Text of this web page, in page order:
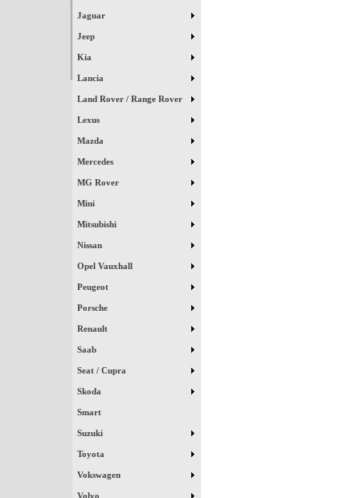
Jaguar
Jeep
Kia
Lancia
Land Rover / Range Rover
Lexus
Mazda
Mercedes
MG Rover
Mini
Mitsubishi
Nissan
Opel Vauxhall
Peugeot
Porsche
Renault
Saab
Seat / Cupra
Skoda
Smart
Suzuki
Toyota
Vokswagen
Volvo